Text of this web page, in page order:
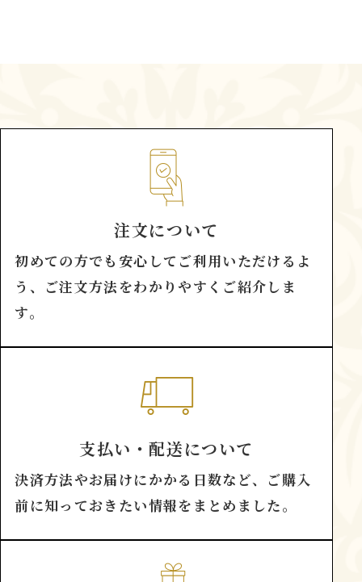
注文について
初めての方でも安心してご利用いただけるよ
う、ご注文方法をわかりやすくご紹介しま
す。
支払い・配送について
決済方法やお届けにかかる日数など、ご購入
前に知っておきたい情報をまとめました。